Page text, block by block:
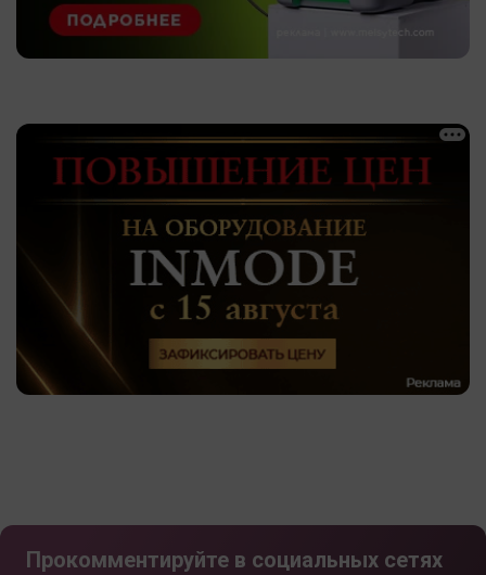
Прокомментируйте в социальных сетях